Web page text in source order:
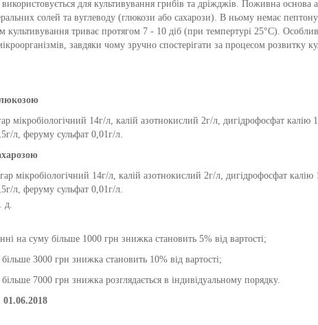
для культивування грибів та дріжджів. Поживна основа
солей та вуглеводу (глюкози або сахарози). В ньому немає
культивування триває протягом 7 - 10 діб (при темпертурі 25°С).
завдяки чому зручно спостерігати за процесом розвитку
мікробіологічний 14г/л, калій азотнокислий 2г/л, дигідрофосфат калію
л, феруму сульфат 0,01г/л.
мікробіологічний 14г/л, калій азотнокислий 2г/л, дигідрофосфат
л, феруму сульфат 0,01г/л.
д.
на суму більше 1000 грн знижка становить 5% від вартості;
3000 грн знижка становить 10% від вартості;
7000 грн знижка розглядається в індивідуальному порядку.